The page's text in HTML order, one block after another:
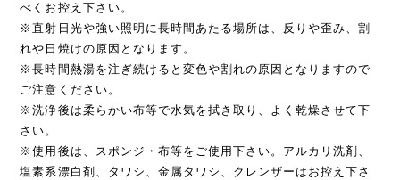
べくお控え下さい。
※直射日光や強い照明に長時間あたる場所は、反りや歪み、割
れや日焼けの原因となります。
※長時間熱湯を注ぎ続けると変色や割れの原因となりますので
ご注意ください。
※洗浄後は柔らかい布等で水気を拭き取り、よく乾燥させて下
さい。
※使用後は、スポンジ・布等をご使用下さい。アルカリ洗剤、
塩素系漂白剤、タワシ、金属タワシ、クレンザーはお控え下さ